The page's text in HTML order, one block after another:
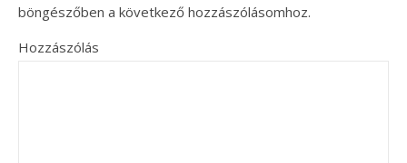
böngészőben a következő hozzászólásomhoz.
Hozzászólás